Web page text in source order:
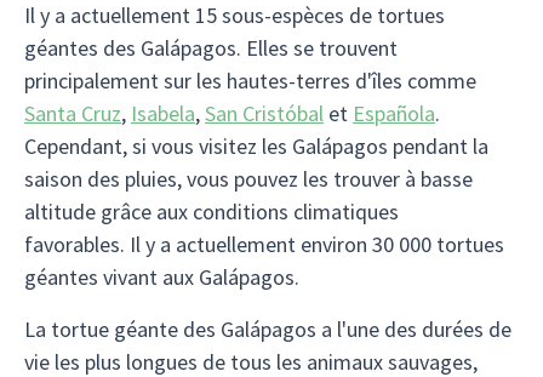
Il y a actuellement 15 sous-espèces de tortues
géantes des Galápagos. Elles se trouvent
principalement sur les hautes-terres d'îles comme
Santa Cruz, Isabela,San Cristóbal et Española.
Cependant, si vous visitez les Galápagos pendant la
saison des pluies, vous pouvez les trouver à basse
altitude grâce aux conditions climatiques
favorables. Il y a actuellement environ 30 000 tortues
géantes vivant aux Galápagos.
La tortue géante des Galápagos a l'une des durées de
vie les plus longues de tous les animaux sauvages,